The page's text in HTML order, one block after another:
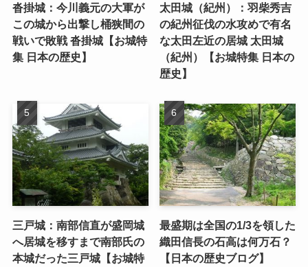
沓掛城：今川義元の大軍が
この城から出撃し桶狭間の
戦いで敗戦 沓掛城【お城特
集 日本の歴史】
太田城（紀州）：羽柴秀吉
の紀州征伐の水攻めで有名
な太田左近の居城 太田城
（紀州）【お城特集 日本の
歴史】
三戸城：南部信直が盛岡城
へ居城を移すまで南部氏の
本城だった三戸城【お城特
最盛期は全国の1/3を領した
織田信長の石高は何万石？
【日本の歴史ブログ】